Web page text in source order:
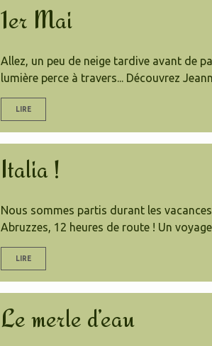
1er Mai
Allez, un peu de neige tardive avant de
lumière perce à travers... Découvrez
LIRE
Italia !
Nous sommes partis durant les
Abruzzes, 12 heures de route ! Un
LIRE
Le merle d’eau